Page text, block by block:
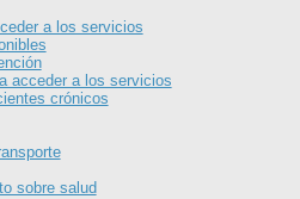
a los servicios
acceder a los servicios
crónicos
sobre salud